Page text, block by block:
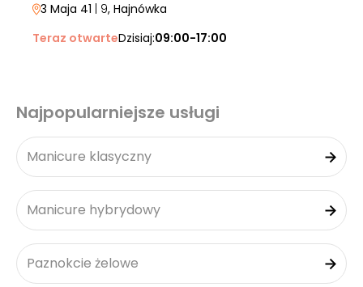
3 Maja 41 | 9, Hajnówka
Teraz otwarteDzisiaj:09:00-17:00
Najpopularniejsze usługi
Manicure klasyczny
Manicure hybrydowy
Paznokcie żelowe